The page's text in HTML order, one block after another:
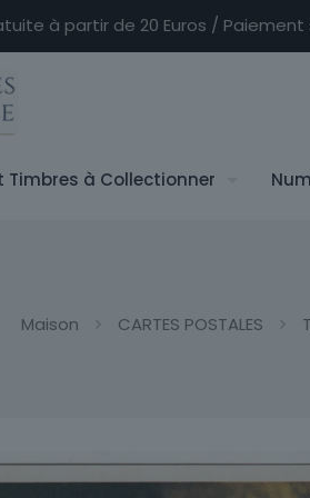
à partir de 20 Euros / Paiement
Timbres à Collectionner
Maison CARTES POSTALES